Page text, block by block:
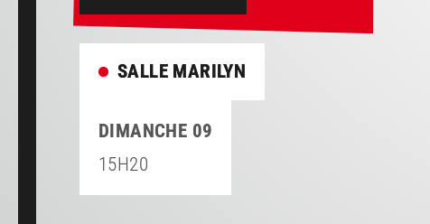
SALLE MARILYN
DIMANCHE 09
15H20